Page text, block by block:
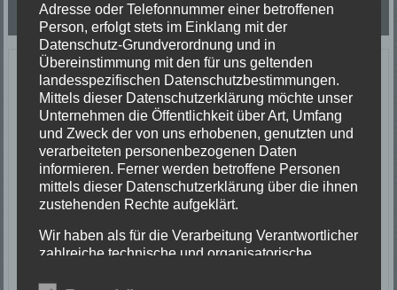
Unwettereinsatz
Letzte Einsätze
ABC-1, Ölspur klein
23/06/2026
Ölspur
Einsatzort: Oberprechtal
TH 2 Absicherung Verkehrsunfall
20/06/2026
Verkehrsunfall
Einsatzort: Prechtal Talstraße
18/06/2026
Adresse oder Telefonnummer einer betroffenen
Person, erfolgt stets im Einklang mit der
Datenschutz-Grundverordnung und in
Übereinstimmung mit den für uns geltenden
landesspezifischen Datenschutzbestimmungen.
Mittels dieser Datenschutzerklärung möchte unser
Unternehmen die Öffentlichkeit über Art, Umfang
und Zweck der von uns erhobenen, genutzten und
verarbeiteten personenbezogenen Daten
informieren. Ferner werden betroffene Personen
mittels dieser Datenschutzerklärung über die ihnen
zustehenden Rechte aufgeklärt.
Wir haben als für die Verarbeitung Verantwortlicher
zahlreiche technische und organisatorische